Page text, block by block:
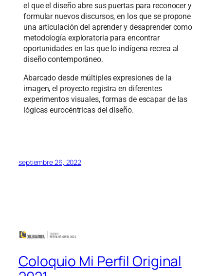
el que el diseño abre sus puertas para reconocer y
formular nuevos discursos, en los que se propone
una articulación del aprender y desaprender como
metodología exploratoria para encontrar
oportunidades en las que lo indígena recrea al
diseño contemporáneo.
Abarcado desde múltiples expresiones de la
imagen, el proyecto registra en diferentes
experimentos visuales, formas de escapar de las
lógicas eurocéntricas del diseño.
septiembre 26, 2022
Coloquio Mi Perfil Original